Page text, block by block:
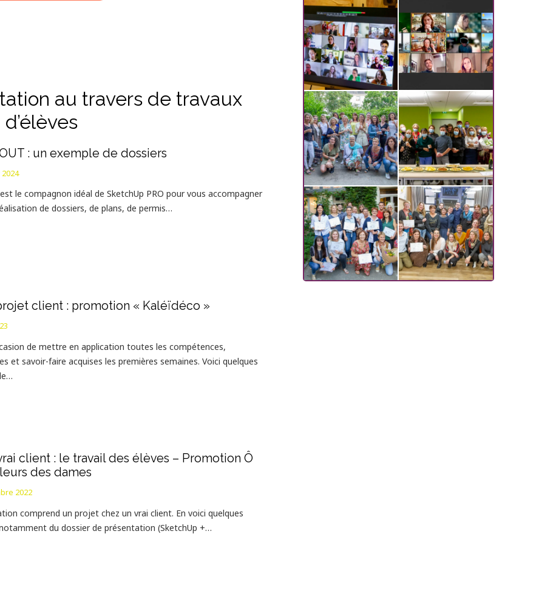
au travers de travaux
d’élèves
: un exemple de dossiers
est le compagnon idéal de SketchUp PRO pour vous accompagner
de dossiers, de plans, de permis…
client : promotion « Kaléïdéco »
de mettre en application toutes les compétences,
et savoir-faire acquises les premières semaines. Voici quelques
client : le travail des élèves – Promotion Ô
des dames
2022
comprend un projet chez un vrai client. En voici quelques
du dossier de présentation (SketchUp +…